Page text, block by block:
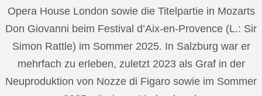
Opera House London sowie die Titelpartie in Mozarts
Don Giovanni beim Festival d’Aix-en-Provence (L.: Sir
Simon Rattle) im Sommer 2025. In Salzburg war er
mehrfach zu erleben, zuletzt 2023 als Graf in der
Neuproduktion von Nozze di Figaro sowie im Sommer